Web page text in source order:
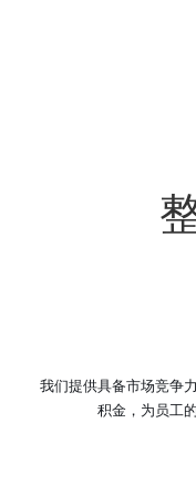
我们提供具备市场竞争
积金，为员工